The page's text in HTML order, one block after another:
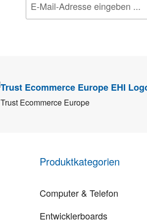
Trust Ecommerce Europe
Produktkategorien
Computer & Telefon
Entwicklerboards